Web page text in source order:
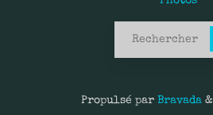
Propulsé parBravada&